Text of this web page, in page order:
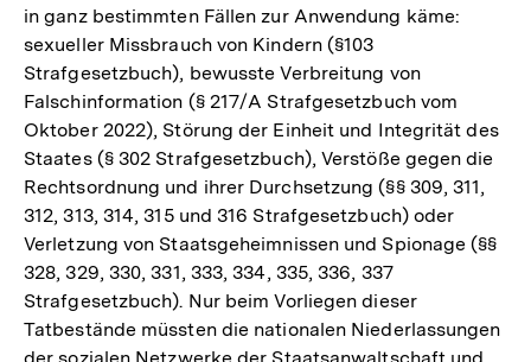
in ganz bestimmten Fällen zur Anwendung käme:
sexueller Missbrauch von Kindern (§103
Strafgesetzbuch), bewusste Verbreitung von
Falschinformation (§ 217/A Strafgesetzbuch vom
Oktober 2022), Störung der Einheit und Integrität des
Staates (§ 302 Strafgesetzbuch), Verstöße gegen die
Rechtsordnung und ihrer Durchsetzung (§§ 309, 311,
312, 313, 314, 315 und 316 Strafgesetzbuch) oder
Verletzung von Staatsgeheimnissen und Spionage (§§
328, 329, 330, 331, 333, 334, 335, 336, 337
Strafgesetzbuch). Nur beim Vorliegen dieser
Tatbestände müssten die nationalen Niederlassungen
der sozialen Netzwerke der Staatsanwaltschaft und